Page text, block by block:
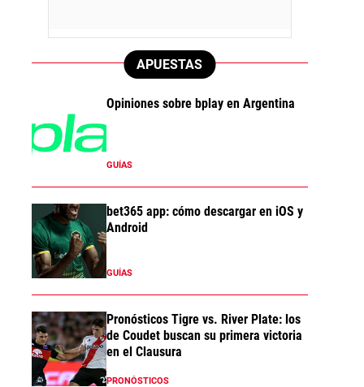
APUESTAS
Opiniones sobre bplay en Argentina
GUÍAS
bet365 app: cómo descargar en iOS y
Android
GUÍAS
Pronósticos Tigre vs. River Plate: los
de Coudet buscan su primera victoria
en el Clausura
PRONÓSTICOS